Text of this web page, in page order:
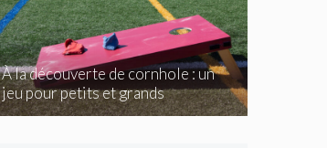
À la découverte de cornhole : un
jeu pour petits et grands